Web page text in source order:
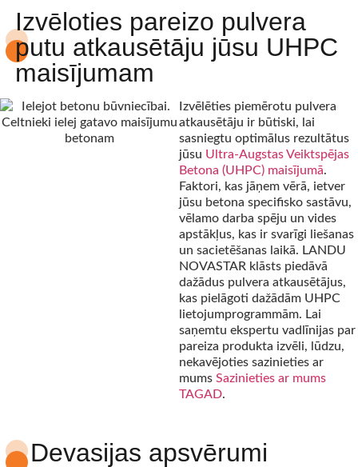
Izvēloties pareizo pulvera
putu atkausētāju jūsu UHPC
maisījumam
Izvēlēties piemērotu pulvera
atkausētāju ir būtiski, lai
sasniegtu optimālus rezultātus
jūsu Ultra-Augstas Veiktspējas
Betona (UHPC) maisījumā.
Faktori, kas jāņem vērā, ietver
jūsu betona specifisko sastāvu,
vēlamo darba spēju un vides
apstākļus, kas ir svarīgi liešanas
un sacietēšanas laikā. LANDU
NOVASTAR klāsts piedāvā
dažādus pulvera atkausētājus,
kas pielāgoti dažādām UHPC
lietojumprogrammām. Lai
saņemtu ekspertu vadlīnijas par
pareiza produkta izvēli, lūdzu,
nekavējoties sazinieties ar
mums Sazinieties ar mums
TAGAD.
Devasijas apsvērumi